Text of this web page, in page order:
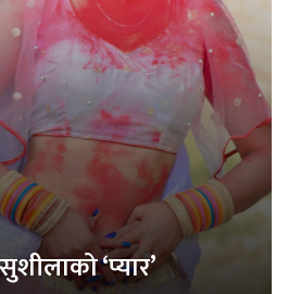
‘प्यार’